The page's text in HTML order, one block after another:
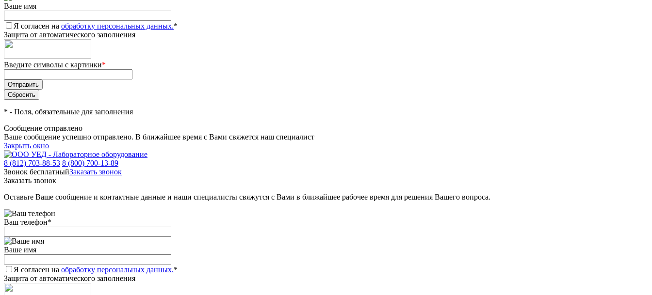
Ваше имя
Я согласен на обработку персональных данных.*
Защита от автоматического заполнения
Введите символы с картинки*
* - Поля, обязательные для заполнения
Сообщение отправлено
Ваше сообщение успешно отправлено. В ближайшее время с Вами свяжется наш специалист
Закрыть окно
8 (812) 703-88-53 8 (800) 700-13-89
Звонок бесплатныйЗаказать звонок
Заказать звонок
Оставьте Ваше сообщение и контактные данные и наши специалисты свяжутся с Вами в ближайшее рабочее время для решения Вашего вопроса.
Ваш телефон*
Ваше имя
Я согласен на обработку персональных данных.*
Защита от автоматического заполнения